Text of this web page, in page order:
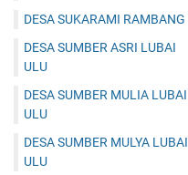
DESA SUKARAMI RAMBANG
DESA SUMBER ASRI LUBAI
ULU
DESA SUMBER MULIA LUBAI
ULU
DESA SUMBER MULYA LUBAI
ULU